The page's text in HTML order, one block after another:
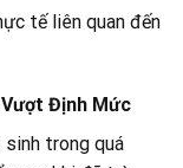
tế liên quan đến
Vượt Định Mức
sinh trong quá